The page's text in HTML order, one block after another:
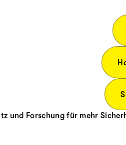
und Forschung für mehr